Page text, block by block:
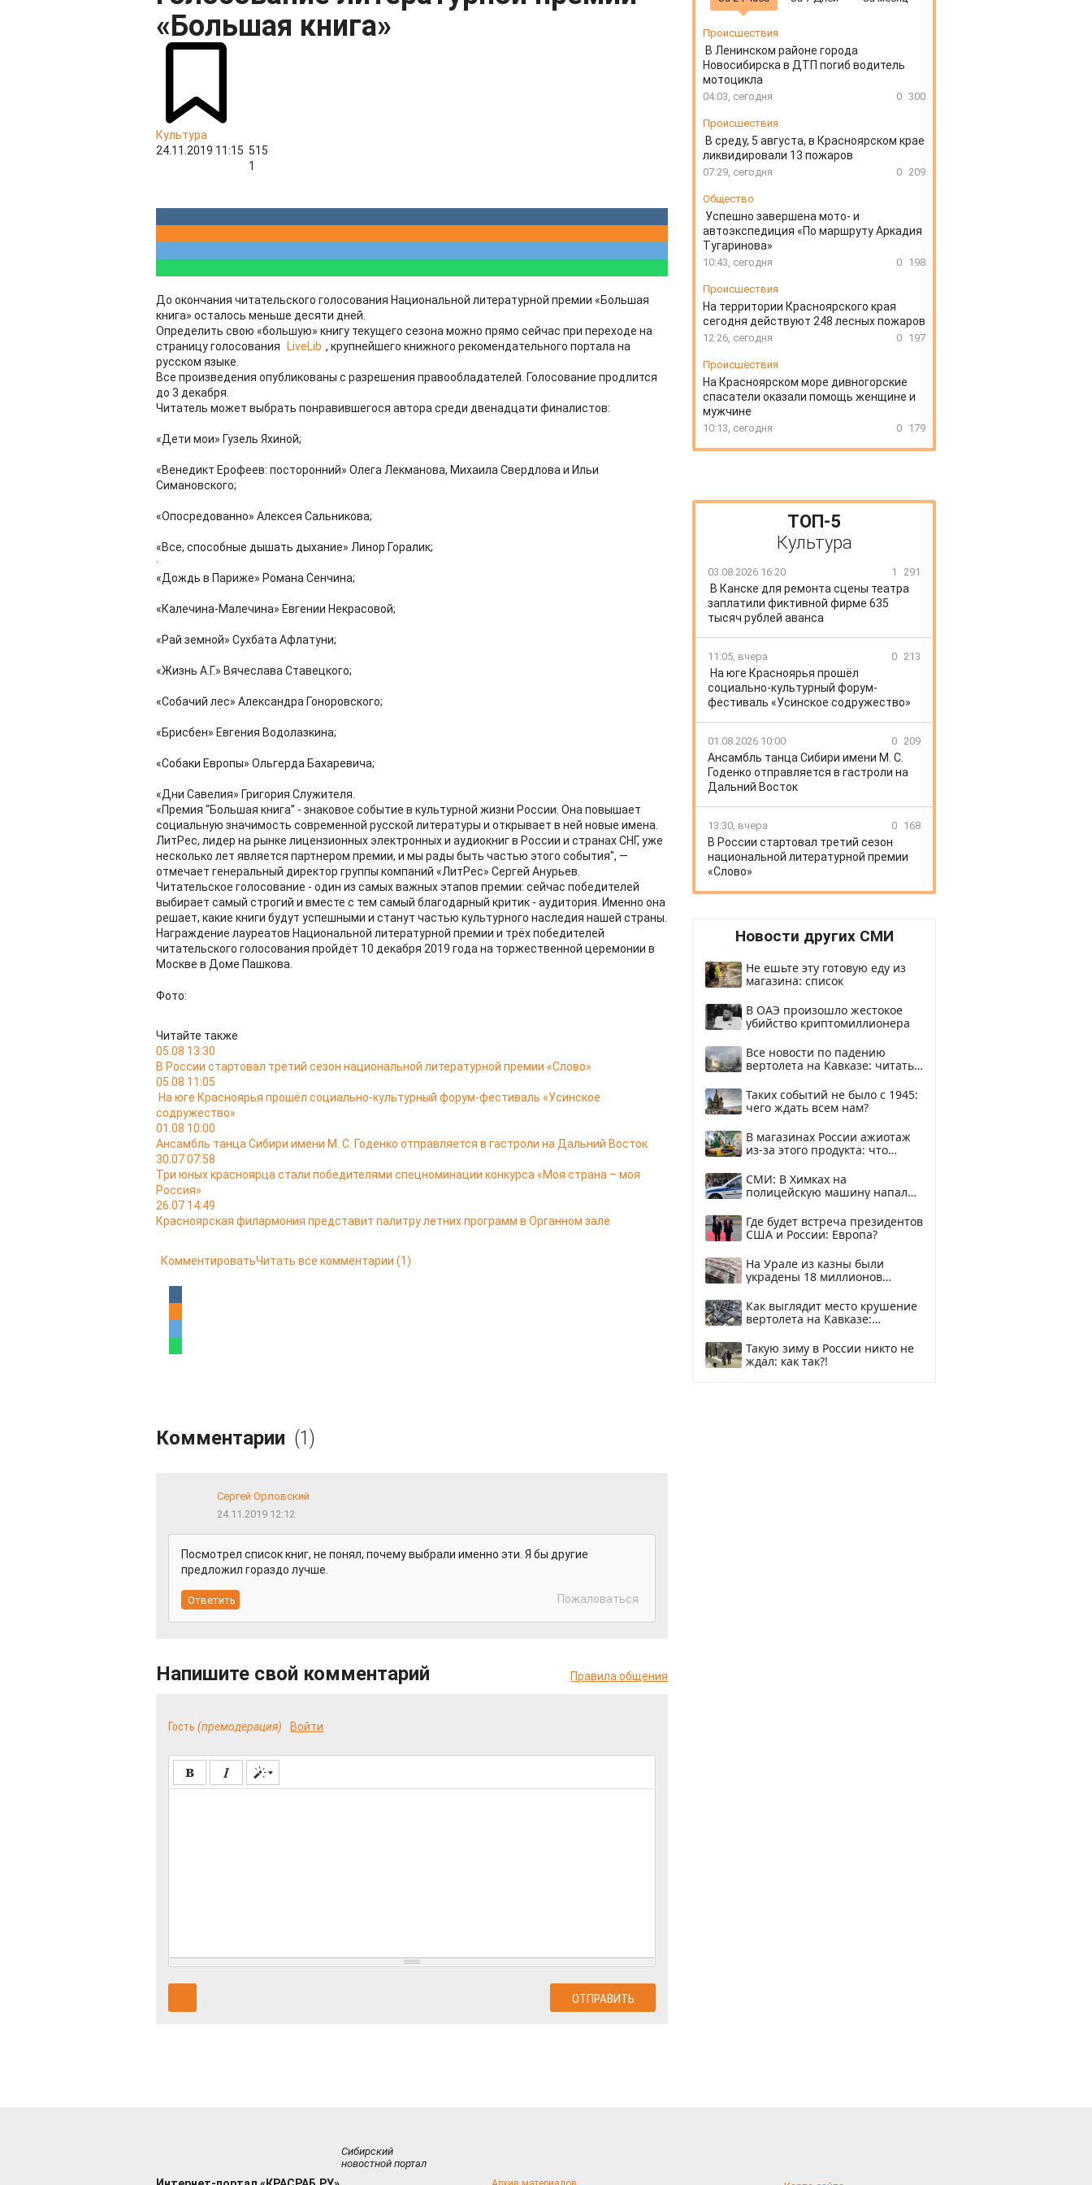
«Большая книга»
Культура
24.11.2019 11:15 515
1
До окончания читательского голосования Национальной литературной премии «Большая
книга» осталось меньше десяти дней.
Определить свою «большую» книгу текущего сезона можно прямо сейчас при переходе на
страницу голосования
LiveLib , крупнейшего книжного рекомендательного портала на
русском языке.
Все произведения опубликованы с разрешения правообладателей. Голосование продлится
до 3 декабря.
Читатель может выбрать понравившегося автора среди двенадцати финалистов:
«Дети мои» Гузель Яхиной;
«Венедикт Ерофеев: посторонний» Олега Лекманова, Михаила Свердлова и Ильи
Симановского;
«Опосредованно» Алексея Сальникова;
«Все, способные дышать дыхание» Линор Горалик;
·
«Дождь в Париже» Романа Сенчина;
«Калечина-Малечина» Евгении Некрасовой;
«Рай земной» Сухбата Афлатуни;
«Жизнь А.Г.» Вячеслава Ставецкого;
«Собачий лес» Александра Гоноровского;
«Брисбен» Евгения Водолазкина;
«Собаки Европы» Ольгерда Бахаревича;
«Дни Савелия» Григория Служителя.
«Премия “Большая книга” - знаковое событие в культурной жизни России. Она повышает
социальную значимость современной русской литературы и открывает в ней новые имена.
ЛитРес, лидер на рынке лицензионных электронных и аудиокниг в России и странах СНГ, уже
несколько лет является партнером премии, и мы рады быть частью этого события", —
отмечает генеральный директор группы компаний «ЛитРес» Сергей Анурьев.
Читательское голосование - один из самых важных этапов премии: сейчас победителей
выбирает самый строгий и вместе с тем самый благодарный критик - аудитория. Именно она
решает, какие книги будут успешными и станут частью культурного наследия нашей страны.
Награждение лауреатов Национальной литературной премии и трёх победителей
читательского голосования пройдёт 10 декабря 2019 года на торжественной церемонии в
Москве в Доме Пашкова.
Фото:
Читайте также
05.08 13:30
В России стартовал третий сезон национальной литературной премии «Слово»
05.08 11:05
На юге Красноярья прошёл социально-культурный форум-фестиваль «Усинское
содружество»
01.08 10:00
Ансамбль танца Сибири имени М. С. Годенко отправляется в гастроли на Дальний Восток
30.07 07:58
Три юных красноярца стали победителями спецноминации конкурса «Моя страна – моя
Россия»
26.07 14:49
Красноярская филармония представит палитру летних программ в Органном зале
КомментироватьЧитать все комментарии (1)
Комментарии (1)
Сергей Орловский
24.11.2019 12:12
Посмотрел список книг, не понял, почему выбрали именно эти. Я бы другие
предложил гораздо лучше.
Пожаловаться
Напишите свой комментарий Правила общения
Гость (премодерация) Войти
Происшествия
В Ленинском районе города
Новосибирска в ДТП погиб водитель
мотоцикла
04:03, сегодня 0 300
Происшествия
В среду, 5 августа, в Красноярском крае
ликвидировали 13 пожаров
07:29, сегодня 0 209
Общество
Успешно завершена мото- и
автоэкспедиция «По маршруту Аркадия
Тугаринова»
10:43, сегодня 0 198
Происшествия
На территории Красноярского края
сегодня действуют 248 лесных пожаров
12:26, сегодня 0 197
Происшествия
На Красноярском море дивногорские
спасатели оказали помощь женщине и
мужчине
10:13, сегодня 0 179
ТОП-5
Культура
03.08.2026 16:20 1 291
В Канске для ремонта сцены театра
заплатили фиктивной фирме 635
тысяч рублей аванса
11:05, вчера 0 213
На юге Красноярья прошёл
социально-культурный форум-
фестиваль «Усинское содружество»
01.08.2026 10:00 0 209
Ансамбль танца Сибири имени М. С.
Годенко отправляется в гастроли на
Дальний Восток
13:30, вчера 0 168
В России стартовал третий сезон
национальной литературной премии
«Слово»
Новости других СМИ
Не ешьте эту готовую еду из
магазина: список
В ОАЭ произошло жестокое
убийство криптомиллионера
Все новости по падению
вертолета на Кавказе: читать
Таких событий не было с 1945:
чего ждать всем нам?
В магазинах России ажиотаж
из-за этого продукта: что
СМИ: В Химках на
полицейскую машину напали
Где будет встреча президентов
США и России: Европа?
На Урале из казны были
украдены 18 миллионов
Как выглядит место крушение
вертолета на Кавказе:
Такую зиму в России никто не
ждал: как так?!
Сибирский
новостной портал